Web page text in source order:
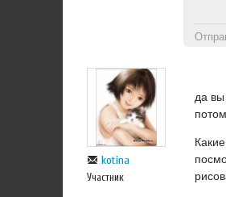
kotina
Участник
да вы